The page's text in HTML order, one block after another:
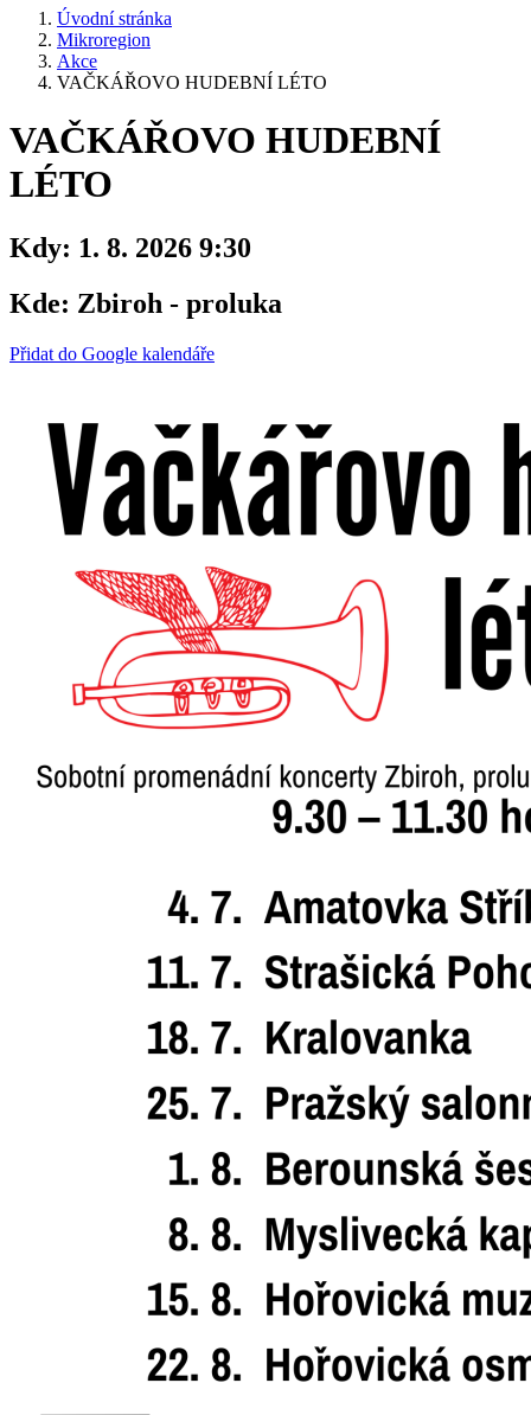
Úvodní stránka
Mikroregion
Akce
VAČKÁŘOVO HUDEBNÍ LÉTO
VAČKÁŘOVO HUDEBNÍ
LÉTO
Kdy: 1. 8. 2026 9:30
Kde: Zbiroh - proluka
Přidat do Google kalendáře